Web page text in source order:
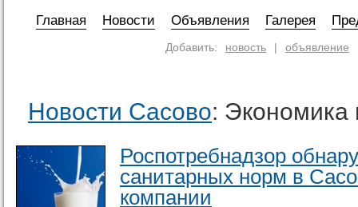
Главная Новости Объявления Галерея
Добавить: новость | объявление
Новости Сасово: Экономика
Роспотребнадзор
санитарных норм в
компании